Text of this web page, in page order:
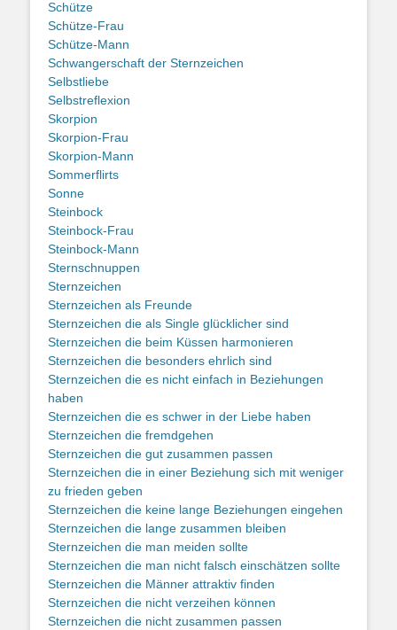
Schütze
Schütze-Frau
Schütze-Mann
Schwangerschaft der Sternzeichen
Selbstliebe
Selbstreflexion
Skorpion
Skorpion-Frau
Skorpion-Mann
Sommerflirts
Sonne
Steinbock
Steinbock-Frau
Steinbock-Mann
Sternschnuppen
Sternzeichen
Sternzeichen als Freunde
Sternzeichen die als Single glücklicher sind
Sternzeichen die beim Küssen harmonieren
Sternzeichen die besonders ehrlich sind
Sternzeichen die es nicht einfach in Beziehungen
haben
Sternzeichen die es schwer in der Liebe haben
Sternzeichen die fremdgehen
Sternzeichen die gut zusammen passen
Sternzeichen die in einer Beziehung sich mit weniger
zu frieden geben
Sternzeichen die keine lange Beziehungen eingehen
Sternzeichen die lange zusammen bleiben
Sternzeichen die man meiden sollte
Sternzeichen die man nicht falsch einschätzen sollte
Sternzeichen die Männer attraktiv finden
Sternzeichen die nicht verzeihen können
Sternzeichen die nicht zusammen passen